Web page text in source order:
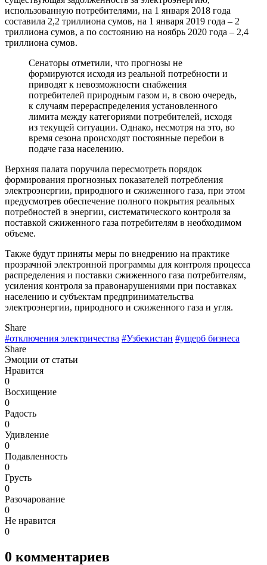
использованную потребителями, на 1 января 2018 года
составила 2,2 триллиона сумов, на 1 января 2019 года – 2
триллиона сумов, а по состоянию на ноябрь 2020 года – 2,4
триллиона сумов.
Сенаторы отметили, что прогнозы не
формируются исходя из реальной потребности и
приводят к невозможности снабжения
потребителей природным газом и, в свою очередь,
к случаям перераспределения установленного
лимита между категориями потребителей, исходя
из текущей ситуации. Однако, несмотря на это, во
время сезона происходят постоянные перебои в
подаче газа населению.
Верхняя палата поручила пересмотреть порядок
формирования прогнозных показателей потребления
электроэнергии, природного и сжиженного газа, при этом
предусмотрев обеспечение полного покрытия реальных
потребностей в энергии, систематического контроля за
поставкой сжиженного газа потребителям в необходимом
объеме.
Также будут приняты меры по внедрению на практике
прозрачной электронной программы для контроля процесса
распределения и поставки сжиженного газа потребителям,
усиления контроля за правонарушениями при поставках
населению и субъектам предпринимательства
электроэнергии, природного и сжиженного газа и угля.
Share
#отключения электричества #Узбекистан #ущерб бизнеса
Share
Эмоции от статьи
Нравится
0
Восхищение
0
Радость
0
Удивление
0
Подавленность
0
Грусть
0
Разочарование
0
Не нравится
0
0 комментариев